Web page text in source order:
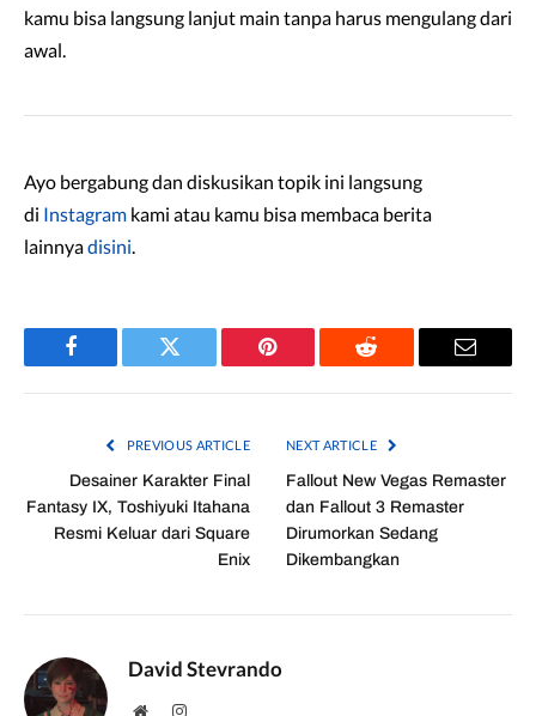
kamu bisa langsung lanjut main tanpa harus mengulang dari
awal.
Ayo bergabung dan diskusikan topik ini langsung
di Instagram kami atau kamu bisa membaca berita
lainnyadisini.
Facebook Twitter Pinterest Reddit Email
PREVIOUS ARTICLE
Desainer Karakter Final
Fantasy IX, Toshiyuki Itahana
Resmi Keluar dari Square
Enix
NEXT ARTICLE
Fallout New Vegas Remaster
dan Fallout 3 Remaster
Dirumorkan Sedang
Dikembangkan
David Stevrando
WebsiteInstagram